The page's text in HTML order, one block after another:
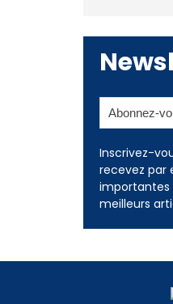
Inscrivez-
recevez par
importantes
meilleurs